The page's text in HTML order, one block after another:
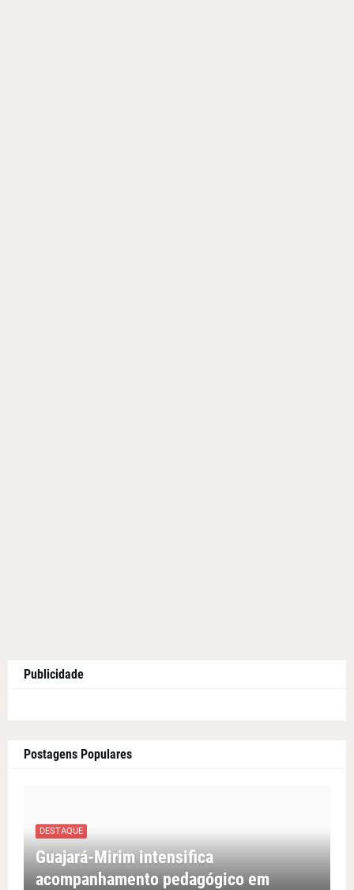
Publicidade
Postagens Populares
DESTAQUE
Guajará-Mirim intensifica
acompanhamento pedagógico em